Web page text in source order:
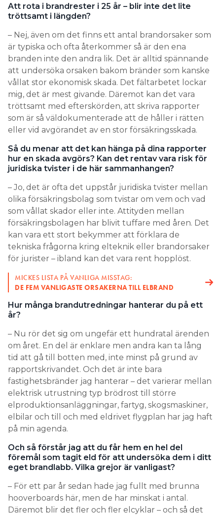
Att rota i brandrester i 25 år – blir inte det lite
tröttsamt i längden?
– Nej, även om det finns ett antal brandorsaker som
är typiska och ofta återkommer så är den ena
branden inte den andra lik. Det är alltid spännande
att undersöka orsaken bakom bränder som kanske
vållat stor ekonomisk skada. Det fältarbetet lockar
mig, det är mest givande. Däremot kan det vara
tröttsamt med efterskörden, att skriva rapporter
som är så väldokumenterade att de håller i rätten
eller vid avgörandet av en stor försäkringsskada.
Så du menar att det kan hänga på dina rapporter
hur en skada avgörs? Kan det rentav vara risk för
juridiska tvister i de här sammanhangen?
– Jo, det är ofta det uppstår juridiska tvister mellan
olika försäkringsbolag som tvistar om vem och vad
som vållat skador eller inte. Attityden mellan
försäkringsbolagen har blivit tuffare med åren. Det
kan vara ett stort bekymmer att förklara de
tekniska frågorna kring elteknik eller brandorsaker
för jurister – ibland kan det vara rent hopplöst.
MICKES LISTA PÅ VANLIGA MISSTAG:
DE FEM VANLIGASTE ORSAKERNA TILL ELBRAND
Hur många brandutredningar hanterar du på ett
år?
– Nu rör det sig om ungefär ett hundratal ärenden
om året. En del är enklare men andra kan ta lång
tid att gå till botten med, inte minst på grund av
rapportskrivandet. Och det är inte bara
fastighetsbränder jag hanterar – det varierar mellan
elektrisk utrustning typ brödrost till större
elproduktionsanläggningar, fartyg, skogsmaskiner,
elbilar och till och med eldrivet flygplan har jag haft
på min agenda.
Och så förstår jag att du får hem en hel del
föremål som tagit eld för att undersöka dem i ditt
eget brandlabb. Vilka grejor är vanligast?
– För ett par år sedan hade jag fullt med brunna
hooverboards här, men de har minskat i antal.
Däremot blir det fler och fler elcyklar – och så det